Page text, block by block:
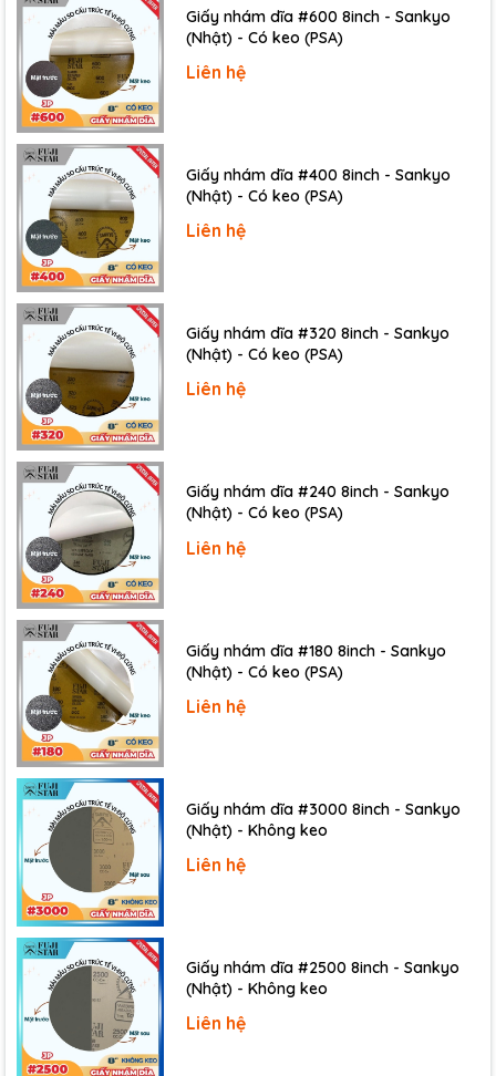
Giấy nhám dĩa #600 8inch - Sankyo
(Nhật) - Có keo (PSA)
Liên hệ
Giấy nhám dĩa #400 8inch - Sankyo
(Nhật) - Có keo (PSA)
Liên hệ
Giấy nhám dĩa #320 8inch - Sankyo
(Nhật) - Có keo (PSA)
Liên hệ
Giấy nhám dĩa #240 8inch - Sankyo
(Nhật) - Có keo (PSA)
Liên hệ
Giấy nhám dĩa #180 8inch - Sankyo
(Nhật) - Có keo (PSA)
Liên hệ
Giấy nhám dĩa #3000 8inch - Sankyo
(Nhật) - Không keo
Liên hệ
Giấy nhám dĩa #2500 8inch - Sankyo
(Nhật) - Không keo
Liên hệ